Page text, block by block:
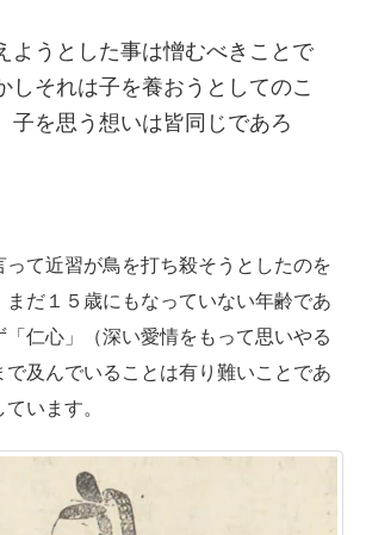
ようとした事は憎むべきことで
しそれは子を養おうとしてのこ
子を思う想いは皆同じであろ
って近習が鳥を打ち殺そうとしたのを
まだ１５歳にもなっていない年齢であ
「仁心」（深い愛情をもって思いやる
で及んでいることは有り難いことであ
います。